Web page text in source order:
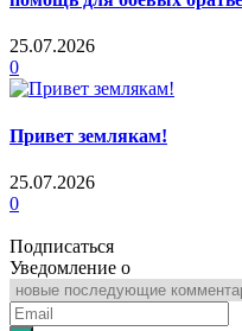
25.07.2026
0
Привет землякам!
25.07.2026
0
Подписаться
Уведомление о